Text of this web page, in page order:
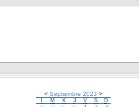
<Septiembre 2023 >
M X J V S
D